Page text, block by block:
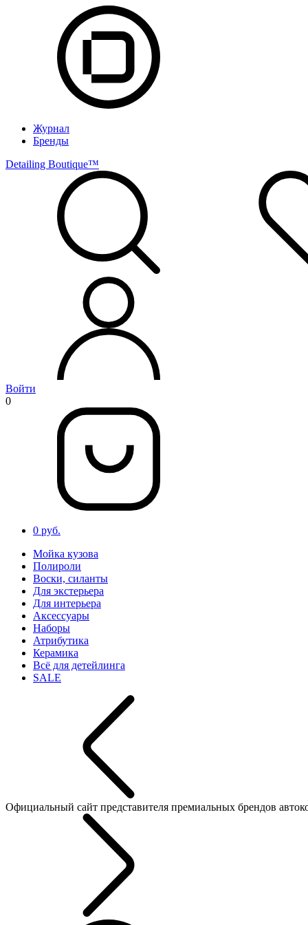
Журнал
Бренды
Detailing Boutique™️
Войти
0
0 руб.
Мойка кузова
Полироли
Воски, силанты
Для экстерьера
Для интерьера
Аксессуары
Наборы
Атрибутика
Керамика
Всё для детейлинга
SALE
Официальный сайт представителя премиальных брендов